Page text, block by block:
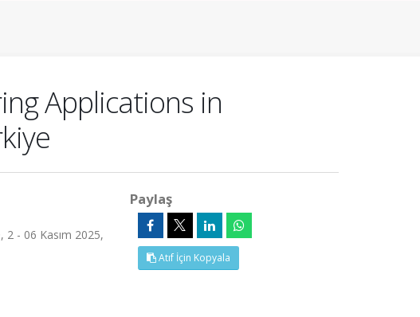
Applications in
- 06 Kasım 2025,
Paylaş
Atıf İçin Kopyala